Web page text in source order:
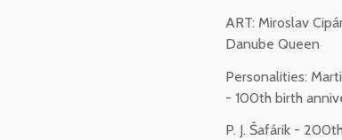
ART: Miroslav
Danube Queen
Personalities:
- 100th birth
P. J. Šafárik -